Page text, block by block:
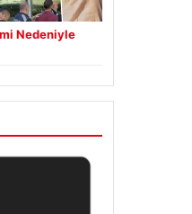
Nedeniyle